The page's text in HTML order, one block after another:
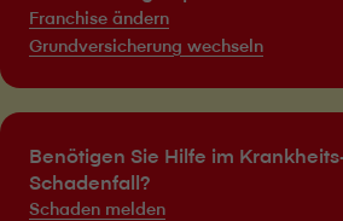
Franchise ändern
Grundversicherung wechseln
Benötigen Sie Hilfe im
Schadenfall?
Schaden melden